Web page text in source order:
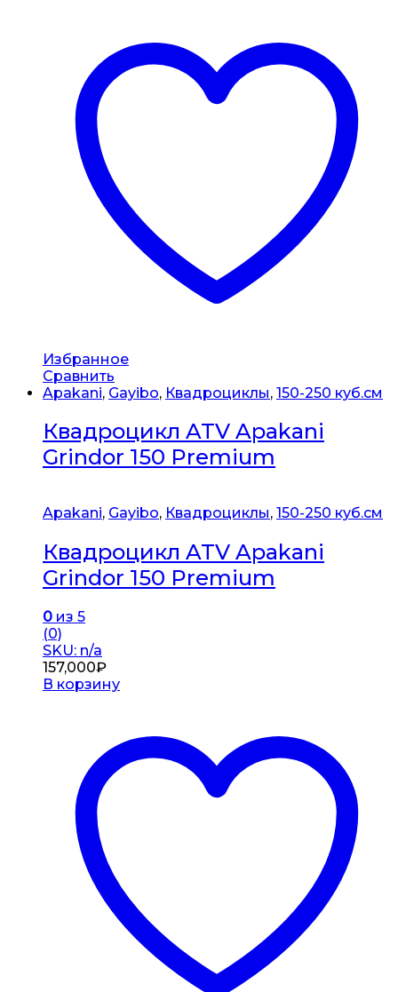
Избранное
Сравнить
Apakani, Gayibo, Квадроциклы, 150-250 куб.см
Квадроцикл ATV Apakani
Grindor 150 Premium
Apakani, Gayibo, Квадроциклы, 150-250 куб.см
Квадроцикл ATV Apakani
Grindor 150 Premium
0 из 5
(0)
SKU: n/a
157,000₽
В корзину